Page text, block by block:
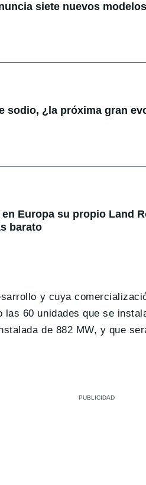
siete nuevos
sodio, ¿la próxima gran
en Europa su propio Land
barato
y cuya
60 unidades que se
de 882 MW, y que